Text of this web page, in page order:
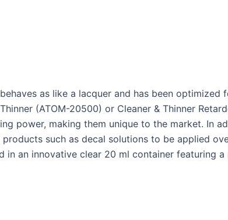
as like a lacquer and has been
(ATOM-20500) or Cleaner & Thinner
power, making them unique to the market. In
such as decal solutions to be applied
in an innovative clear 20 ml container featuring